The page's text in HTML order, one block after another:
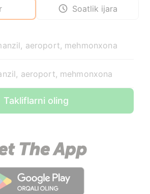
Soatlik ijara
aeroport, mehmonxona
aeroport, mehmonxona
Takliflarni oling